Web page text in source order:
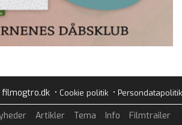
filmogtro.dk • Cookie politik• Persondatapolitik
Artikler Tema Info Filmtrailer